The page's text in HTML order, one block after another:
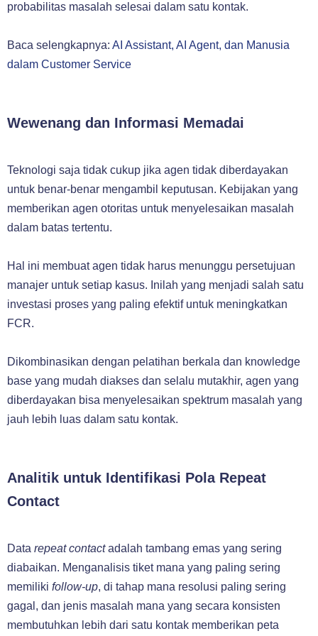
probabilitas masalah selesai dalam satu kontak.
Baca selengkapnya: AI Assistant, AI Agent, dan Manusia
dalam Customer Service
Wewenang dan Informasi Memadai
Teknologi saja tidak cukup jika agen tidak diberdayakan
untuk benar-benar mengambil keputusan. Kebijakan yang
memberikan agen otoritas untuk menyelesaikan masalah
dalam batas tertentu.
Hal ini membuat agen tidak harus menunggu persetujuan
manajer untuk setiap kasus. Inilah yang menjadi salah satu
investasi proses yang paling efektif untuk meningkatkan
FCR.
Dikombinasikan dengan pelatihan berkala dan knowledge
base yang mudah diakses dan selalu mutakhir, agen yang
diberdayakan bisa menyelesaikan spektrum masalah yang
jauh lebih luas dalam satu kontak.
Analitik untuk Identifikasi Pola Repeat
Contact
Data repeat contactadalah tambang emas yang sering
diabaikan. Menganalisis tiket mana yang paling sering
memiliki follow-up, di tahap mana resolusi paling sering
gagal, dan jenis masalah mana yang secara konsisten
membutuhkan lebih dari satu kontak memberikan peta